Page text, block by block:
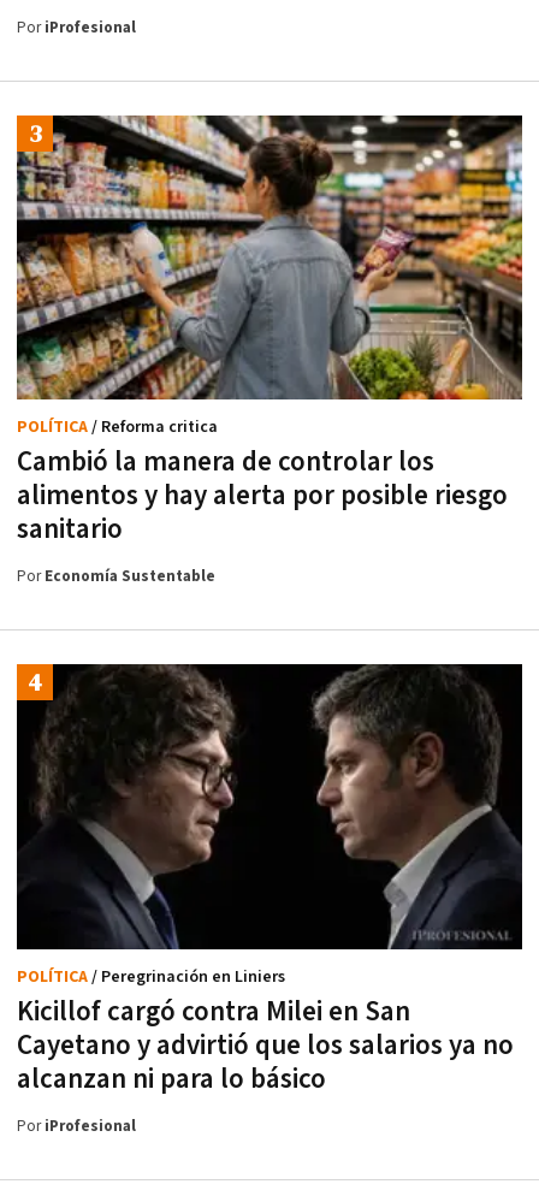
PoriProfesional
Cambió la manera de controlar los
alimentos y hay alerta por posible riesgo
sanitario
POLÍTICA/ Reforma critica
PorEconomía Sustentable
Kicillof cargó contra Milei en San
Cayetano y advirtió que los salarios ya no
alcanzan ni para lo básico
POLÍTICA/ Peregrinación en Liniers
PoriProfesional